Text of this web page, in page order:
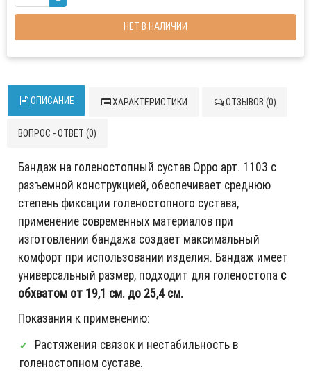
НЕТ В НАЛИЧИИ
ОПИСАНИЕ ХАРАКТЕРИСТИКИ ОТЗЫВОВ (0)
ВОПРОС - ОТВЕТ (0)
Бандаж на голеностопный сустав Oppo арт. 1103 с
разъемной конструкцией, обеспечивает среднюю
степень фиксации голеностопного сустава,
применение современных материалов при
изготовлении бандажа создает максимальный
комфорт при использовании изделия. Бандаж имеет
универсальный размер, подходит для голеностопа с
обхватом от 19,1 см. до 25,4 см.
Показания к применению:
Растяжения связок и нестабильность в
голеностопном суставе.